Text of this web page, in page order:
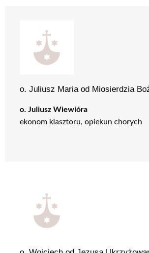
o. Juliusz Maria od Miosierdzia
o. Juliusz Wiewióra
ekonom klasztoru, opiekun chorych